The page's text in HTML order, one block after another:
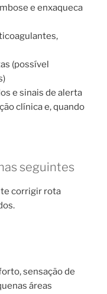
e enxaqueca
(possível
e sinais de alerta
clínica e, quando
seguintes
corrigir rota
sensação de
áreas